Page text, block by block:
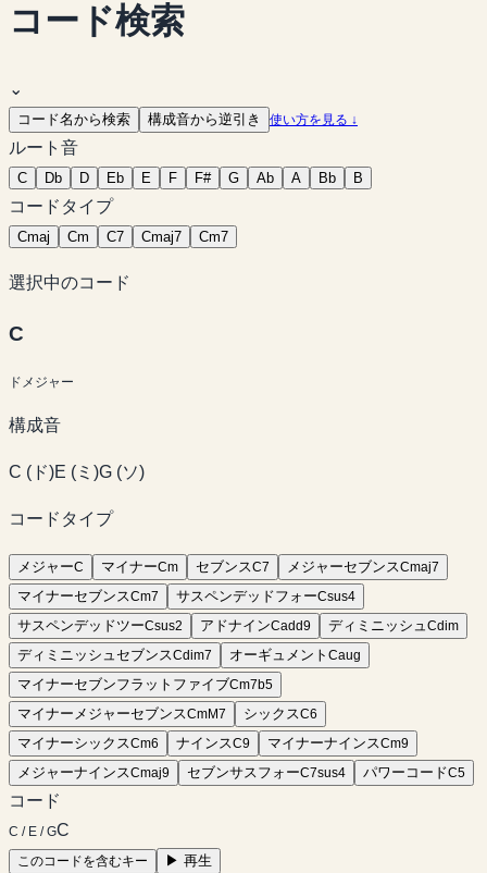
コード検索
⌄
コード名から検索 構成音から逆引き 使い方を見る ↓
ルート音
C Db D Eb E F F# G Ab A Bb B
コードタイプ
Cmaj Cm C7 Cmaj7 Cm7
選択中のコード
C
ド メジャー
構成音
C ( ド)E ( ミ )G (ソ)
コードタイプ
メジャーC マイナーCm セブンスC7 メジャーセブンスCmaj7
マイナーセブンスCm7 サスペンデッドフォーCsus4
サスペンデッドツーCsus2 アドナインCadd9 ディミニッシュCdim
ディミニッシュセブンスCdim7 オーギュメント Caug
マイナーセブンフラットファイブCm7b5
マイナーメジャーセブンスCmM7 シックスC6
マイナーシックスCm6 ナインスC9 マイナーナインスCm9
メジャーナインスCmaj9 セブンサスフォーC7sus4 パワーコードC5
コード
C / E / GC
このコードを含むキー ▶ 再生